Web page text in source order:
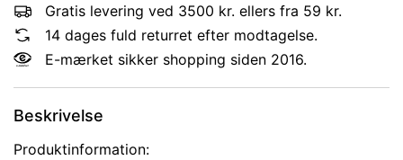
Gratis levering ved 3500 kr. ellers fra 59 kr.
14 dages fuld returret efter modtagelse.
E-mærket sikker shopping siden 2016.
Beskrivelse
Produktinformation: